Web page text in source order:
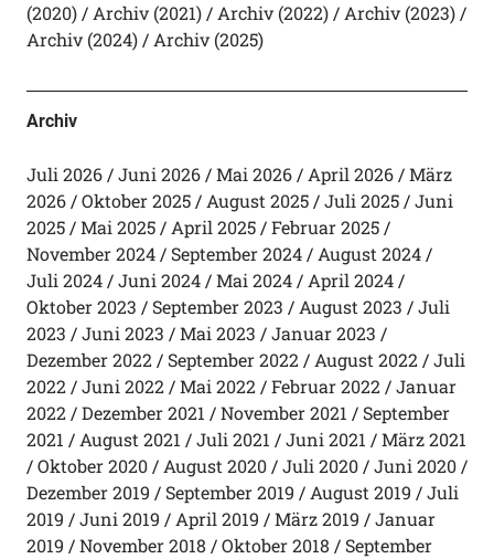
(2020)
Archiv (2021) Archiv (2022)
Archiv (2023)
Archiv (2024)
Archiv (2025)
Archiv
Juli 2026 Juni 2026 Mai 2026 April 2026
März
2026
Oktober 2025 August 2025 Juli 2025
Juni
2025
Mai 2025 April 2025
Februar 2025
November 2024
September 2024
August 2024
Juli 2024
Juni 2024 Mai 2024
April 2024
Oktober 2023
September 2023 August 2023
Juli
2023
Juni 2023 Mai 2023
Januar 2023
Dezember 2022
September 2022 August 2022
Juli
2022
Juni 2022 Mai 2022 Februar 2022
Januar
2022
Dezember 2021 November 2021
September
2021
August 2021 Juli 2021 Juni 2021
März 2021
Oktober 2020
August 2020 Juli 2020
Juni 2020
Dezember 2019
September 2019 August 2019
Juli
2019
Juni 2019 April 2019 März 2019
Januar
2019
November 2018 Oktober 2018
September